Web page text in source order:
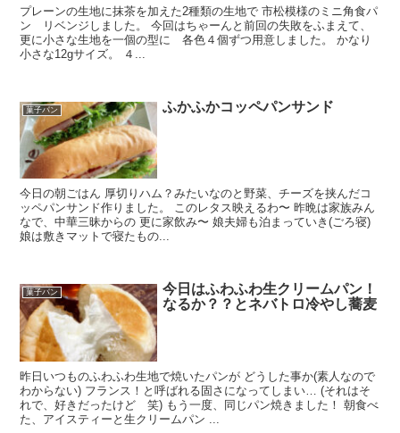
プレーンの生地に抹茶を加えた2種類の生地で 市松模様のミニ角食パ
ン リベンジしました。 今回はちゃーんと前回の失敗をふまえて、
更に小さな生地を一個の型に 各色４個ずつ用意しました。 かなり
小さな12gサイズ。 ４...
菓子パン ふかふかコッペパンサンド
今日の朝ごはん 厚切りハム？みたいなのと野菜、チーズを挟んだコ
ッペパンサンド作りました。 このレタス映えるわ〜 昨晩は家族みん
なで、中華三昧からの 更に家飲み〜 娘夫婦も泊まっていき(ごろ寝)
娘は敷きマットで寝たもの...
菓子パン
今日はふわふわ生クリームパン！
なるか？？とネバトロ冷やし蕎麦
昨日いつものふわふわ生地で焼いたパンが どうした事か(素人なので
わからない) フランス！と呼ばれる固さになってしまい… (それはそ
れで、好きだったけど 笑) もう一度、同じパン焼きました！ 朝食べ
た、アイスティーと生クリームパン ...